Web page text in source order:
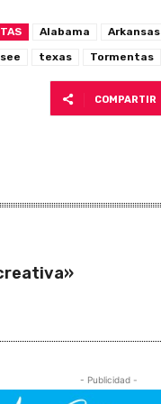
Alabama Arkansas
texas Tormentas
COMPARTIR
- Publicidad -